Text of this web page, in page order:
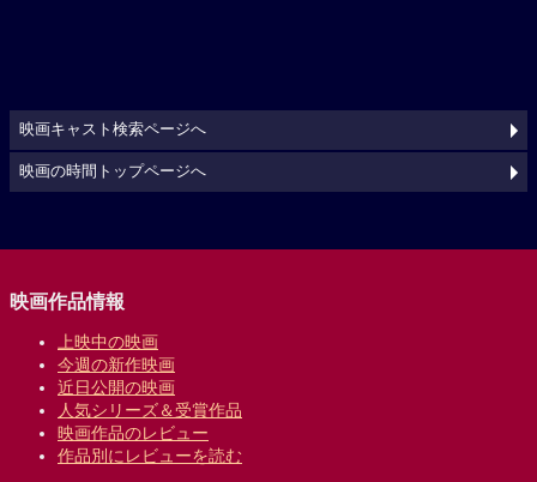
映画キャスト検索ページへ
映画の時間トップページへ
映画作品情報
上映中の映画
今週の新作映画
近日公開の映画
人気シリーズ＆受賞作品
映画作品のレビュー
作品別にレビューを読む